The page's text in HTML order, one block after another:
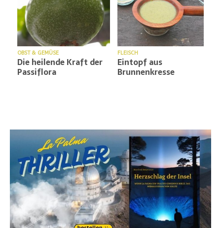
OBST & GEMÜSE
Die heilende Kraft der
Passiflora
FLEISCH
Eintopf aus
Brunnenkresse